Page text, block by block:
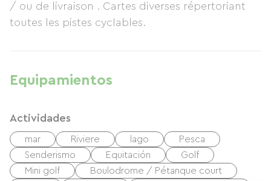
/ ou de livraison . Cartes diverses répertoriant
toutes les pistes cyclables.
Equipamientos
Actividades
mar Riviere lago
Pesca
Senderismo
Equitación
Golf
Mini golf
Boulodrome / Pétanque court